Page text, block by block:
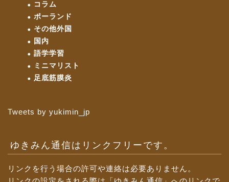
コラム
ポーランド
その他外国
国内
語学学習
ミニマリスト
足底筋膜炎
Tweets by yukimin_jp
ゆきみん通信はリンクフリーです。
リンクを行う場合の許可や連絡は必要ありません。